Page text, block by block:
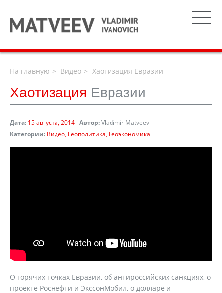
На главную Видео Хаотизация Евразии
Хаотизация Евразии
Дата: 15 августа, 2014 Автор:Vladimir Matveev
Категории: Видео Геополитика Геоэкономика
О горячих точках Евразии, об антироссийских санкциях, о
проекте Роснефти и ЭкссонМобил, о долларе и